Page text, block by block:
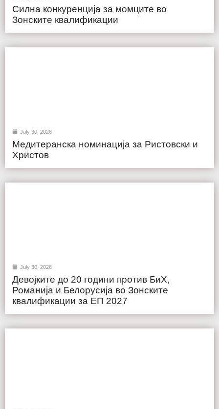
Силна конкуренција за момците во
Зонските квалификации
July 30, 2026
Медитеранска номинација за Ристовски и
Христов
July 30, 2026
Девојките до 20 години против БиХ,
Романија и Белорусија во Зонските
квалификации за ЕП 2027